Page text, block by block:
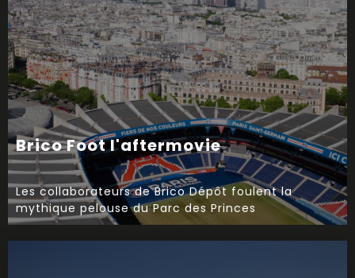
Brico Foot l'aftermovie
Les collaborateurs de Brico Dépôt foulent la
mythique pelouse du Parc des Princes